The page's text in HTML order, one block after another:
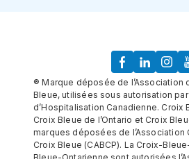
® Marque déposée de l’Association
Bleue, utilisées sous autorisation par
d’Hospitalisation Canadienne. Croix
Croix Bleue de l’Ontario et Croix
marques déposées de l’Association
Croix Bleue (CABCP). La Croix-